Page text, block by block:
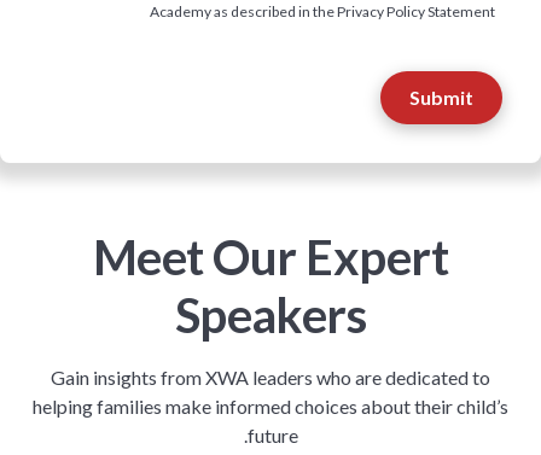
Academy as described in the Privacy Policy Statement
Meet Our Expert
Speakers
Gain insights from XWA leaders who are dedicated to
helping families make informed choices about their child’s
future.